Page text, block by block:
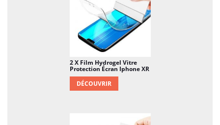
2 X Film Hydrogel Vitre
Protection Écran Iphone XR
DÉCOUVRIR